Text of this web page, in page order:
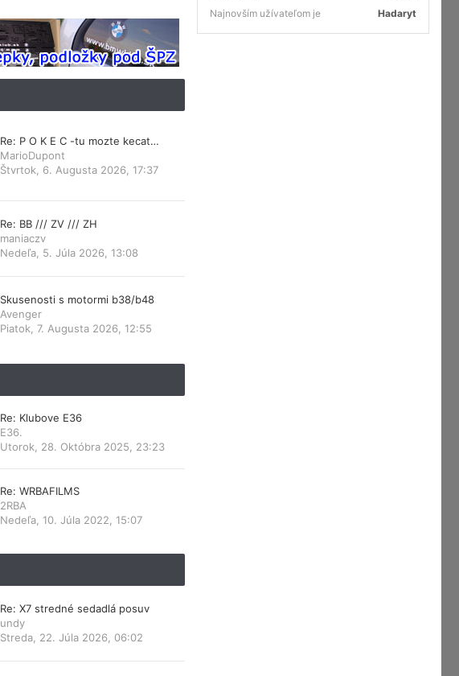
Re: P O K E C -tu mozte kecat…
MarioDupont
Štvrtok, 6. Augusta 2026, 17:37
Re: BB /// ZV /// ZH
maniaczv
Nedeľa, 5. Júla 2026, 13:08
Skusenosti s motormi b38/b48
Avenger
Piatok, 7. Augusta 2026, 12:55
Re: Klubove E36
E36.
Utorok, 28. Októbra 2025, 23:23
Re: WRBAFILMS
2RBA
Nedeľa, 10. Júla 2022, 15:07
Re: X7 stredné sedadlá posuv
undy
Streda, 22. Júla 2026, 06:02
Najnovším užívateľom je
Hadaryt